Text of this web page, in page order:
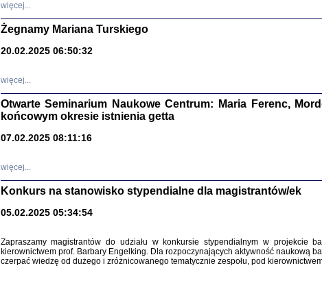
Pisma Kopla i
Warszawie
więcej...
Żegnamy Mariana Turskiego
20.02.2025 06:50:32
więcej...
Otwarte Seminarium Naukowe Centrum: Maria Ferenc,
końcowym okresie istnienia getta
07.02.2025 08:11:16
więcej...
Konkurs na stanowisko stypendialne dla magistrantów/ek
05.02.2025 05:34:54
Zapraszamy magistrantów do udziału w konkursie stypendialnym w projekcie
kierownictwem prof. Barbary Engelking. Dla rozpoczynających aktywność naukową
czerpać wiedzę od dużego i zróżnicowanego tematycznie zespołu, pod